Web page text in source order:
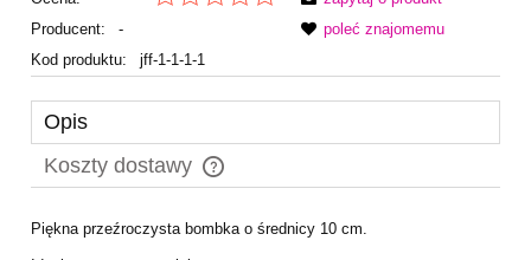
Producent:
-
Kod produktu:
jff-1-1-1-1
poleć znajomemu
Opis
Koszty dostawy
Cena nie zawiera ewentualnych kosztów płatności
Piękna przeźroczysta bombka o średnicy 10 cm.